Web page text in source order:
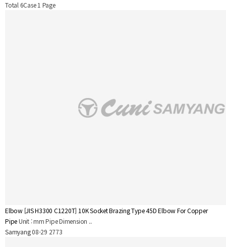
Total 6Case1 Page
Elbow [JIS H3300 C1220T] 10K Socket Brazing Type 45D Elbow For Copper
PipeUnit : mm Pipe Dimension ..
Samyang08-29 2773